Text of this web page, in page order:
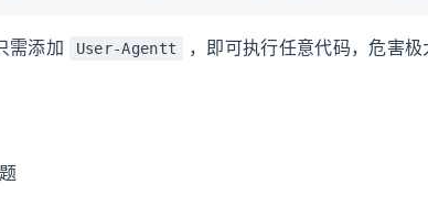
需添加 User-Agentt
，即可执行任意代码，危害